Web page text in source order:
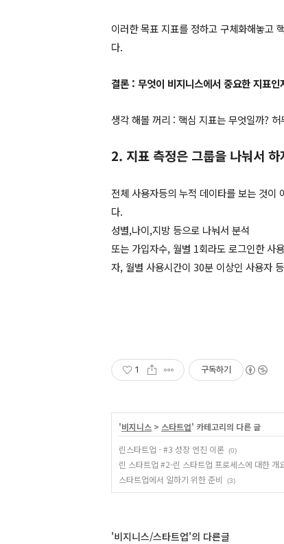
이러한 목표 지표를 정하고 구체화해놓고
다.
결론 : 무엇이 비지니스에서 중요한 지표
생각 해볼 꺼리 : 핵심 지표는 무엇일까?
2. 지표 측정은 그룹을 나눠서
전체 사용자등의 누적 데이타를 보는 것이
다.
성별,나이,지방 등으로 나눠서 분석
또는 가입자수, 월별 1회라도 로그인한 사
자, 월별 사용시간이 30분 이상인 사용자
1 구독하기
'비지니스 > 스타트업' 카테고리의 다른 글
린스타트업 - #3 성장 엔진 이론 (0)
린 스타트업 #2-린 스타트업 프로세스에 대한 개
스타트업에서 일하기 위한 준비 (3)
'비지니스/스타트업'의 다른글